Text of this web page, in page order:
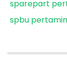
sparepart
spbu